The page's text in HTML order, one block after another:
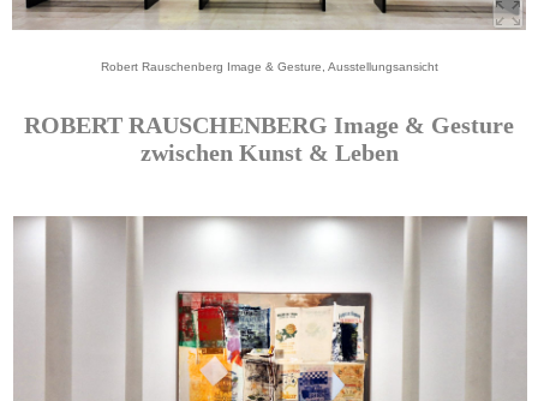
Robert Rauschenberg Image & Gesture, Ausstellungsansicht
ROBERT RAUSCHENBERG Image & Gesture
zwischen Kunst & Leben